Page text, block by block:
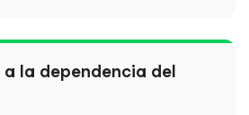
la dependencia del